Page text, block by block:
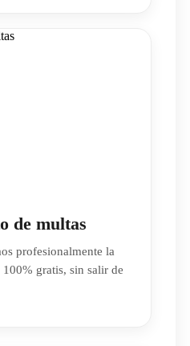
de multas
profesionalmente la
gratis, sin salir de